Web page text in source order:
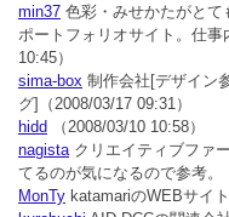
min37 色彩・みせかたがとて
ポートフォリオサイト。仕事
10:45）
sima-box 制作会社[デザイン
グ]
（2008/03/17 09:31）
hidd
（2008/03/10 10:58）
nagistaクリエイティブファ
てるのが気になるので参考。
MonTy katamariのWEBサイ